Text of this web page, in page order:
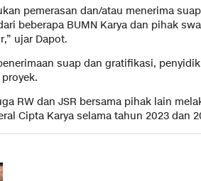
pemerasan dan/atau menerima
beberapa BUMN Karya dan pihak
ujar Dapot.
suap dan gratifikasi,
RW dan JSR bersama pihak lain
Cipta Karya selama tahun 2023 dan